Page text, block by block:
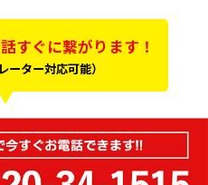
すぐに繋がります！
ーター対応可能）